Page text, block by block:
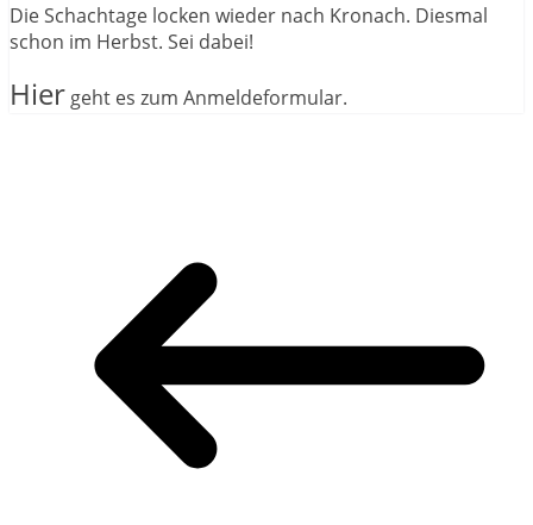
Die Schachtage locken wieder nach Kronach. Diesmal
schon im Herbst. Sei dabei!
Hier geht es zum Anmeldeformular.